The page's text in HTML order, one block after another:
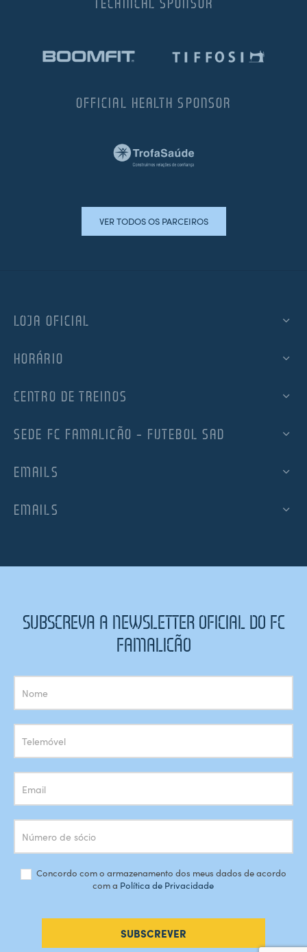
OFFICIAL HEALTH SPONSOR
VER TODOS OS PARCEIROS
LOJA OFICIAL
HORÁRIO
CENTRO DE TREINOS
SEDE FC FAMALICÃO – FUTEBOL SAD
EMAILS
EMAILS
SUBSCREVA A NEWSLETTER OFICIAL DO FC
FAMALICÃO
Subscrição
Newsletter
Concordo com o armazenamento dos meus dados de acordo
com a Política de Privacidade
SUBSCREVER